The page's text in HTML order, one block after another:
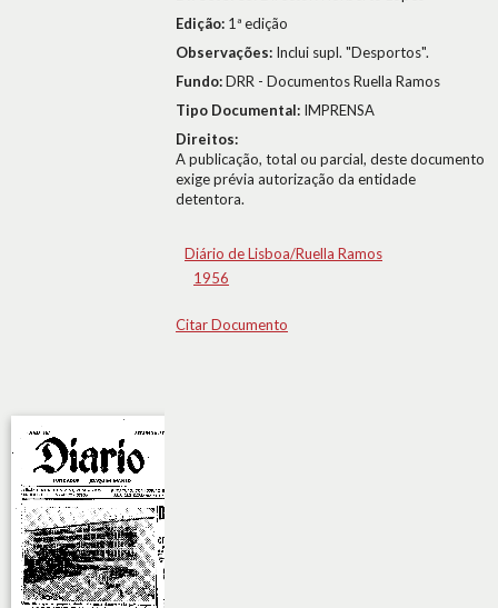
Edição: 1ª edição
Observações: Inclui supl. "Desportos".
Fundo:DRR - Documentos Ruella Ramos
Tipo Documental: IMPRENSA
Direitos:
A publicação, total ou parcial, deste documento
exige prévia autorização da entidade
detentora.
Diário de Lisboa/Ruella Ramos
1956
Citar Documento